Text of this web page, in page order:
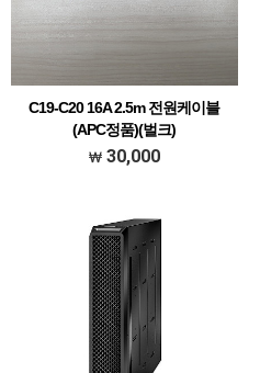
C19-C20 16A 2.5m 전원케이블
(APC정품)(벌크)
C19-C20 2.5M
30,000